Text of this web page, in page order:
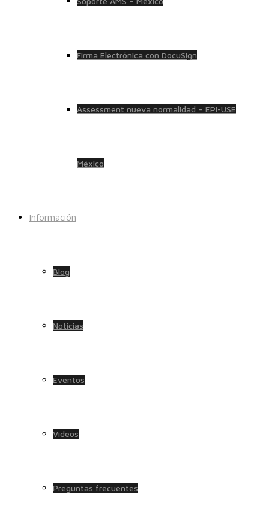
Firma Electrónica con DocuSign
Assessment nueva normalidad – EPI-USE
México
Información
Blog
Noticias
Eventos
Videos
Preguntas frecuentes